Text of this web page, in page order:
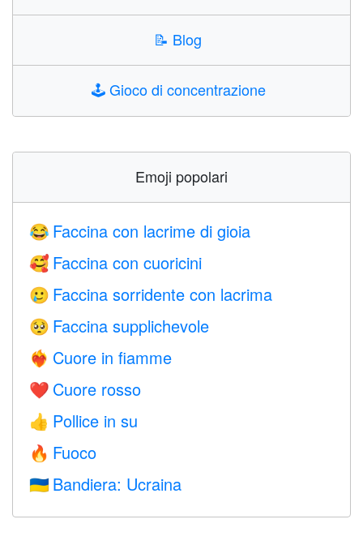
📝 Blog
🕹️Gioco di concentrazione
Emoji popolari
😂 Faccina con lacrime di gioia
🥰 Faccina con cuoricini
🥲 Faccina sorridente con lacrima
🥺 Faccina supplichevole
❤️‍🔥 Cuore in fiamme
❤️ Cuore rosso
👍 Pollice in su
🔥 Fuoco
🇺🇦 Bandiera: Ucraina